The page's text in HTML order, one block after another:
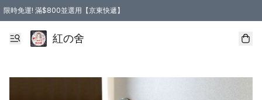
限時免運! 滿$800並選用【京東快遞】
紅の舍